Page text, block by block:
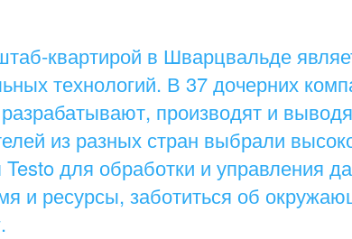
квартирой в Шварцвальде
технологий. В 37 дочерних
производят и
из разных стран выбрали
для обработки и управления
и ресурсы, заботиться об